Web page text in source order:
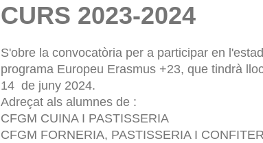
CURS 2023-2024
S'obre la convocatòria per a participar en
programa Europeu Erasmus +23, que tindrà
14 de juny 2024.
Adreçat als alumnes de :
CFGM CUINA I PASTISSERIA
CFGM FORNERIA, PASTISSERIA I